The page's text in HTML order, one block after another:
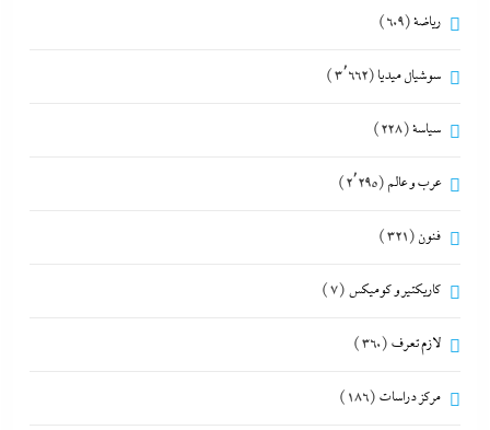
رياضة(609)
سوشيال ميديا (3٬662)
سياسة(228)
عرب و عالم (2٬295)
فنون (321)
كاريكتير و كوميكس (7)
لازم تعرف (360)
مركز دراسات (186)